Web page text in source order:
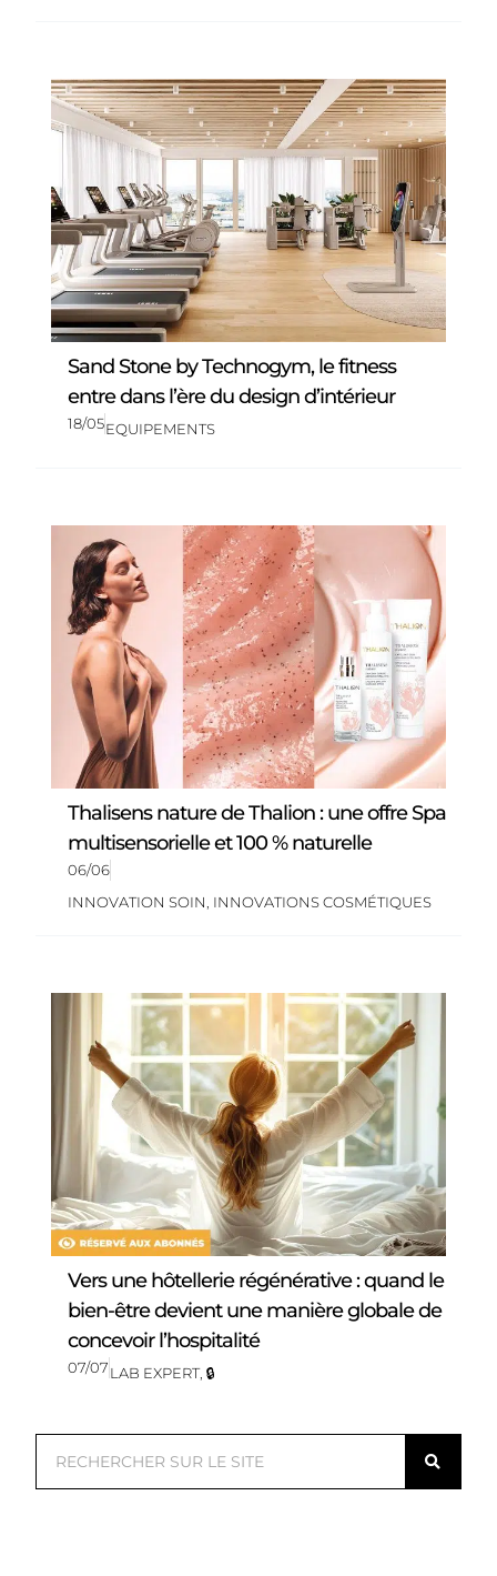
Sand Stone by Technogym, le fitness
entre dans l’ère du design d’intérieur
18/05EQUIPEMENTS
Thalisens nature de Thalion : une offre Spa
multisensorielle et 100 % naturelle
06/06
INNOVATION SOIN INNOVATIONS COSMÉTIQUES
Vers une hôtellerie régénérative : quand le
bien-être devient une manière globale de
concevoir l’hospitalité
07/07LAB EXPERT, 🔒